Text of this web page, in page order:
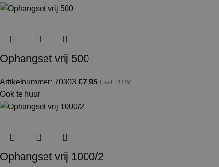
Ophangset vrij 500
Artikelnummer: 70303 €7,95 Excl. BTW
Ook te huur
Ophangset vrij 1000/2